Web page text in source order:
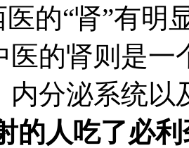
医的“肾”有
医的肾则是
内分泌系统以
的人吃了必